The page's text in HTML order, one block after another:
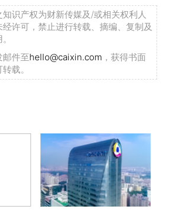
识产权为财新传媒及/或相关权利人
许可，禁止进行转载、摘编、复制及
邮件至hello@caixin.com ，获得书面
载。